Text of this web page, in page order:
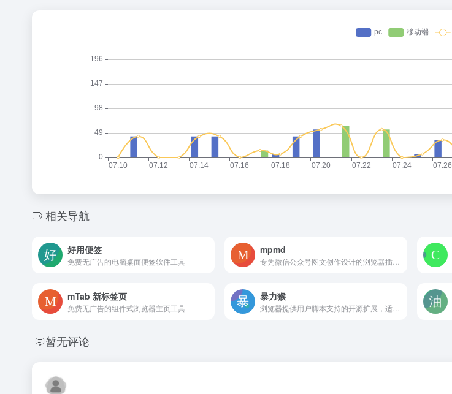
相关导航
好用便签
免费无广告的电脑桌面便签软件工具
mpmd
mTab 新标签页
免费无广告的组件式浏览器主页工具
暴力猴
暂无评论